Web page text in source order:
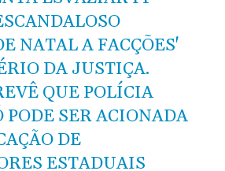
NATAL A FACÇÕES'
DA JUSTIÇA.
QUE POLÍCIA
PODE SER ACIONADA
DE
ESTADUAIS